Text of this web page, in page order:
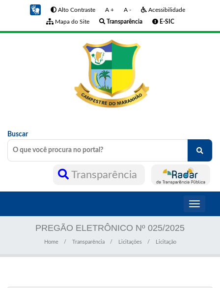
Alto Contraste A + A -
Acessibilidade
Mapa do Site
Transparência E-SIC
Buscar
Transparência
Toggle
PREGÃO ELETRÔNICO Nº 025/2025
Home Transparência Licitações Licitação